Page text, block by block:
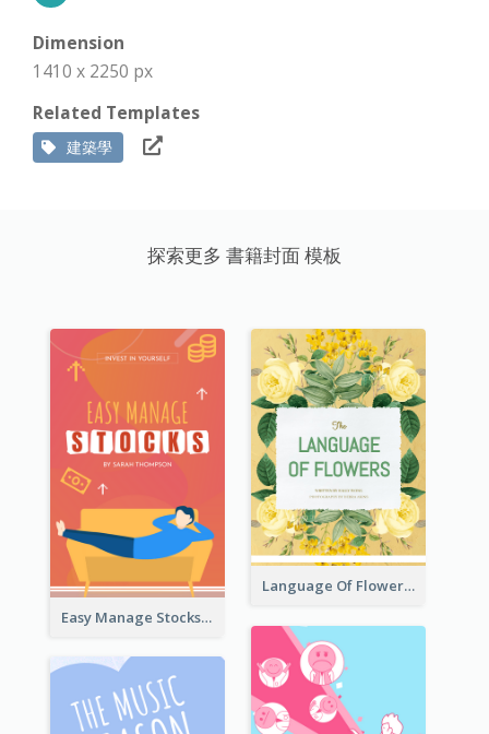
Dimension
1410 x 2250 px
Related Templates
建築學
探索更多 書籍封面 模板
Easy Manage Stocks Book Cover Design
Language Of Flowers Book Cover